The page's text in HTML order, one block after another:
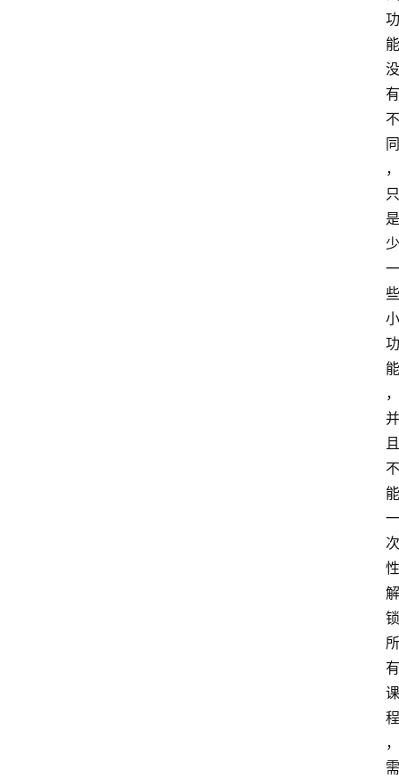
功
能
没
有
不
同
，
只
是
少
一
些
小
功
能
，
并
且
不
能
一
次
性
解
锁
所
有
课
程
，
需